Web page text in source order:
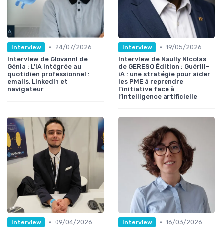
Interview •
24/07/2026
Interview de Giovanni de
Génia : L’IA intégrée au
quotidien professionnel :
emails, LinkedIn et
navigateur
Interview • 19/05/2026
Interview de Naully Nicolas
de GERESO Édition : Guérill-
iA : une stratégie pour aider
les PME à reprendre
l’initiative face à
l’intelligence artificielle
Interview • 09/04/2026
Interview • 16/03/2026